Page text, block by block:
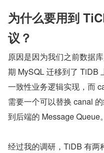
为什么要用到
议？
原因是因为我们之前数据
期 MySQL 迁移到了 TiDB
一致性业务逻辑实现，而
需要一个可以替换 canal
到后端的 Message Queue。
经过我的调研，TiDB 有两